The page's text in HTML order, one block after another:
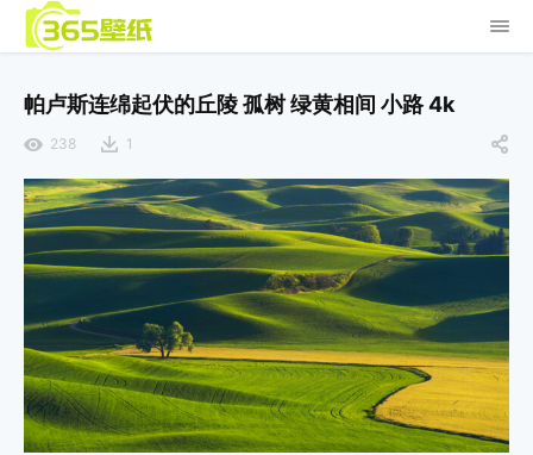
帕卢斯连绵起伏的丘陵 孤树 绿黄相间 小路 4k
238 1